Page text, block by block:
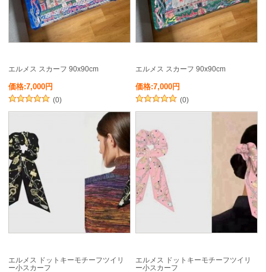
エルメス スカーフ 90x90cm
価格:7,000円
(0)
エルメス スカーフ 90x90cm
価格:7,000円
(0)
エルメス ドットキーモチーフツイリ
ー小スカーフ
エルメス ドットキーモチーフツイリ
ー小スカーフ